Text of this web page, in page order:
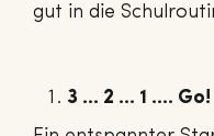
gut in die
3 … 2 … 1 …. Go!